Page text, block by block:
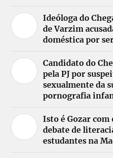
Ideóloga do
de Varzim
doméstica por
Candidato do
pela PJ por
sexualmente da
pornografia
Isto é Gozar com
debate de
estudantes na